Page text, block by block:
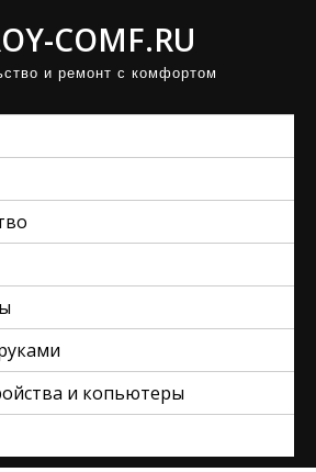
COMF.RU
и ремонт с комфортом
и копьютеры